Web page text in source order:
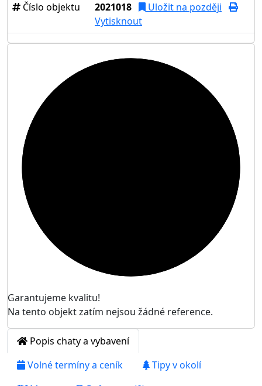
Číslo objektu
2021018
Uložit na později
Vytisknout
Garantujeme kvalitu!
Na tento objekt zatím nejsou žádné reference.
Popis chaty a vybavení
Volné termíny a ceník
Tipy v okolí